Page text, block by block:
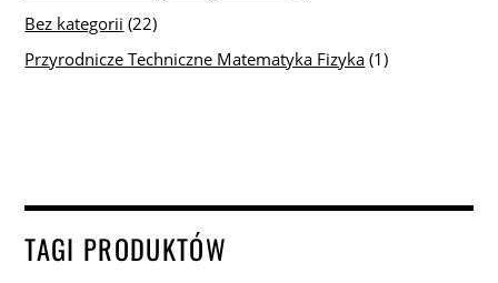
Bez kategorii (22)
Przyrodnicze Techniczne Matematyka Fizyka (1)
TAGI PRODUKTÓW